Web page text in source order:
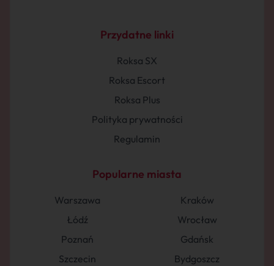
Przydatne linki
Roksa SX
Roksa Escort
Roksa Plus
Polityka prywatności
Regulamin
Popularne miasta
Warszawa
Kraków
Łódź
Wrocław
Poznań
Gdańsk
Szczecin
Bydgoszcz